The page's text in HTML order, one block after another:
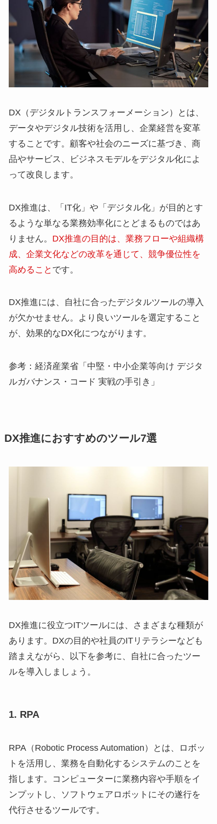
DX（デジタルトランスフォーメーション）とは、
データやデジタル技術を活用し、企業経営を変革
することです。顧客や社会のニーズに基づき、商
品やサービス、ビジネスモデルをデジタル化によ
って改良します。
DX推進は、「IT化」や「デジタル化」が目的とす
るような単なる業務効率化にとどまるものではあ
りません。 DX推進の目的は、業務フローや組織構
成、企業文化などの改革を通じて、競争優位性を
高めること です。
DX推進には、自社に合ったデジタルツールの導入
が欠かせません。より良いツールを選定すること
が、効果的なDX化につながります。
参考：経済産業省「中堅・中小企業等向け デジタ
ルガバナンス・コード 実戦の手引き」
DX推進におすすめのツール7選
DX推進に役立つITツールには、さまざまな種類が
あります。DXの目的や社員のITリテラシーなども
踏まえながら、以下を参考に、自社に合ったツー
ルを導入しましょう。
1. RPA
RPA（Robotic Process Automation）とは、ロボッ
トを活用し、業務を自動化するシステムのことを
指します。コンピューターに業務内容や手順をイ
ンプットし、ソフトウェアロボットにその遂行を
代行させるツールです。